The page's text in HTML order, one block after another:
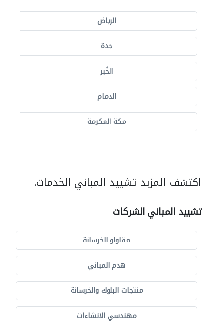
الرياض
جدة
الخُبر
الدمام
مكة المكرمة
اكتشف المزيد تشييد المباني الخدمات.
تشييد المباني الشركات
مقاولو الخرسانة
هدم المباني
منتجات البلوك والخرسانة
مهندسي الانشاءات